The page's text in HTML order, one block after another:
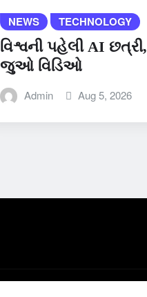
NEWS TECHNOLOGY
વિશ્વની પહેલી AI છત્રી,
જુઓ વિડિઓ
Admin Aug 5, 2026